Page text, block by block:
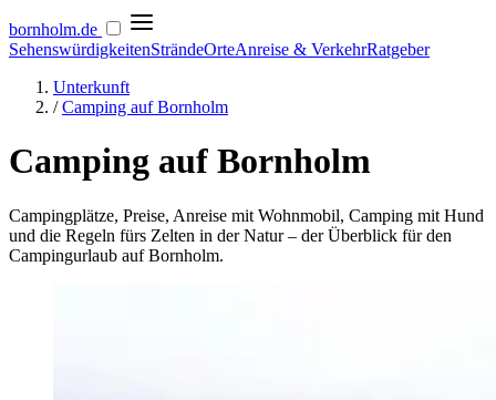
bornholm.de
SehenswürdigkeitenSträndeOrteAnreise & VerkehrRatgeber
Unterkunft
/ Camping auf Bornholm
Camping auf Bornholm
Campingplätze, Preise, Anreise mit Wohnmobil, Camping mit Hund
und die Regeln fürs Zelten in der Natur – der Überblick für den
Campingurlaub auf Bornholm.